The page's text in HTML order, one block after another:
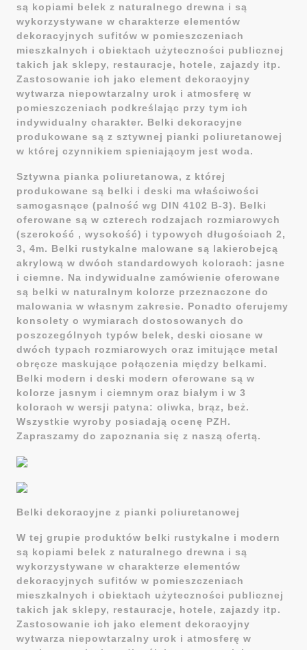
są kopiami belek z naturalnego drewna i są
wykorzystywane w charakterze elementów
dekoracyjnych sufitów w pomieszczeniach
mieszkalnych i obiektach użyteczności publicznej
takich jak sklepy, restauracje, hotele, zajazdy itp.
Zastosowanie ich jako element dekoracyjny
wytwarza niepowtarzalny urok i atmosferę w
pomieszczeniach podkreślając przy tym ich
indywidualny charakter. Belki dekoracyjne
produkowane są z sztywnej pianki poliuretanowej
w której czynnikiem spieniającym jest woda.
Sztywna pianka poliuretanowa, z której
produkowane są belki i deski ma właściwości
samogasnące (palność wg DIN 4102 B-3). Belki
oferowane są w czterech rodzajach rozmiarowych
(szerokość , wysokość) i typowych długościach 2,
3, 4m. Belki rustykalne malowane są lakierobejcą
akrylową w dwóch standardowych kolorach: jasne
i ciemne. Na indywidualne zamówienie oferowane
są belki w naturalnym kolorze przeznaczone do
malowania w własnym zakresie. Ponadto oferujemy
konsolety o wymiarach dostosowanych do
poszczególnych typów belek, deski ciosane w
dwóch typach rozmiarowych oraz imitujące metal
obręcze maskujące połączenia między belkami.
Belki modern i deski modern oferowane są w
kolorze jasnym i ciemnym oraz białym i w 3
kolorach w wersji patyna: oliwka, brąz, beż.
Wszystkie wyroby posiadają ocenę PZH.
Zapraszamy do zapoznania się z naszą ofertą.
Belki dekoracyjne z pianki poliuretanowej
W tej grupie produktów belki rustykalne i modern
są kopiami belek z naturalnego drewna i są
wykorzystywane w charakterze elementów
dekoracyjnych sufitów w pomieszczeniach
mieszkalnych i obiektach użyteczności publicznej
takich jak sklepy, restauracje, hotele, zajazdy itp.
Zastosowanie ich jako element dekoracyjny
wytwarza niepowtarzalny urok i atmosferę w